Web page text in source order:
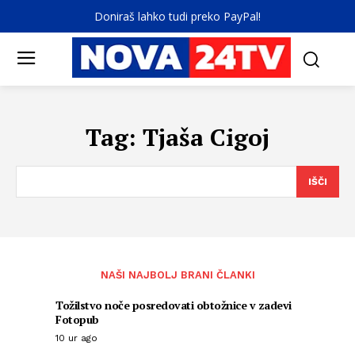
Doniraš lahko tudi preko PayPal!
Tag: Tjaša Cigoj
IŠČI
NAŠI NAJBOLJ BRANI ČLANKI
Tožilstvo noče posredovati obtožnice v zadevi
Fotopub
10 ur ago